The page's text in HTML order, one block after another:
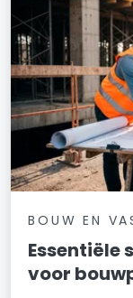
BOUW EN
Essentiële
voor